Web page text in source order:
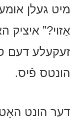
מיט געלן
אַזוי?”
זעקעלע דעם
הונטס פֿיס.
דער הונט